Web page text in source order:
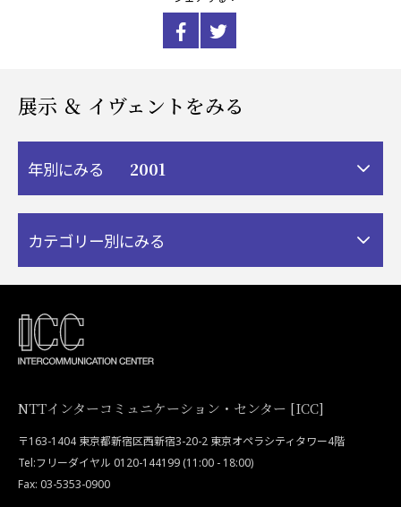
展示 ＆ イヴェントをみる
年別にみる 2001
カテゴリー別にみる
NTTインターコミュニケーション・センター [ICC]
〒163-1404 東京都新宿区西新宿3-20-2 東京オペラシティタワー4階
Tel:フリーダイヤル 0120-144199 (11:00 - 18:00)
Fax: 03-5353-0900